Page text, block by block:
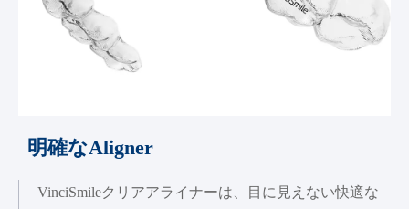
明確なAligner
VinciSmileクリアアライナーは、目に見えない快適な